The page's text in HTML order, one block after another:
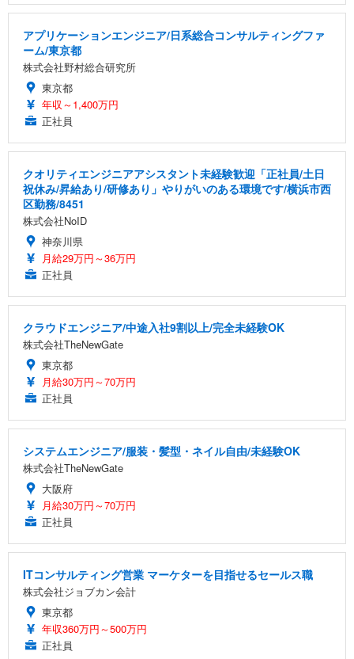
アプリケーションエンジニア/日系総合コンサルティングファ
ーム/東京都
株式会社野村総合研究所
東京都
年収～1,400万円
正社員
クオリティエンジニアアシスタント未経験歓迎「正社員/土日
祝休み/昇給あり/研修あり」やりがいのある環境です/横浜市西
区勤務/8451
株式会社NoID
神奈川県
月給29万円～36万円
正社員
クラウドエンジニア/中途入社9割以上/完全未経験OK
株式会社TheNewGate
東京都
月給30万円～70万円
正社員
システムエンジニア/服装・髪型・ネイル自由/未経験OK
株式会社TheNewGate
大阪府
月給30万円～70万円
正社員
ITコンサルティング営業 マーケターを目指せるセールス職
株式会社ジョブカン会計
東京都
年収360万円～500万円
正社員